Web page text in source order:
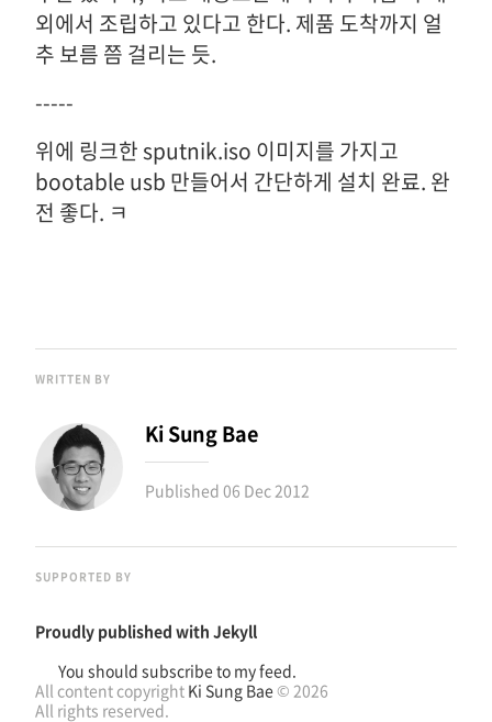
외에서 조립하고 있다고 한다. 제품 도착까지 얼
추 보름 쯤 걸리는 듯.
-----
위에 링크한 sputnik.iso 이미지를 가지고
bootable usb 만들어서 간단하게 설치 완료. 완
전 좋다. ㅋ
WRITTEN BY
Ki Sung Bae
Published 06 Dec 2012
SUPPORTED BY
Proudly published with Jekyll
You should subscribe to my feed.
All content copyright Ki Sung Bae© 2026
All rights reserved.